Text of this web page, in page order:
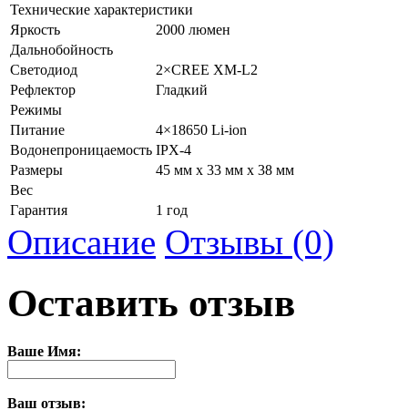
Технические характеристики
Яркость
2000 люмен
Дальнобойность
Светодиод
2×CREE XM-L2
Рефлектор
Гладкий
Режимы
Питание
4×18650 Li-ion
Водонепроницаемость IPX-4
Размеры
45 мм х 33 мм х 38 мм
Вес
Гарантия
1 год
Описание Отзывы (0)
Оставить отзыв
Ваше Имя:
Ваш отзыв: